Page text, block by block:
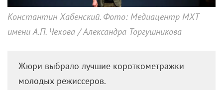
Константин Хабенский. Фото: Медиацентр МХТ
имени А.П. Чехова / Александра Торгушникова
Жюри выбрало лучшие короткометражки
молодых режиссеров.